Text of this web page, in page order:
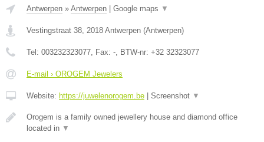
Antwerpen » Antwerpen Google maps ▼
Vestingstraat 38, 2018 Antwerpen (Antwerpen)
Tel: 003232323077, Fax: -, BTW-nr: +32 32323077
E-mail › OROGEM Jewelers
Website: https://juwelenorogem.be Screenshot ▼
Orogem is a family owned jewellery house and diamond office
located in ▼